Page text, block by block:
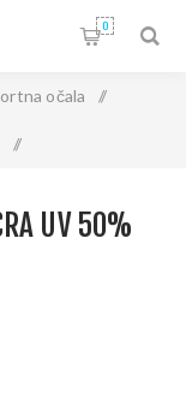
0
očala /
/
UV 50%